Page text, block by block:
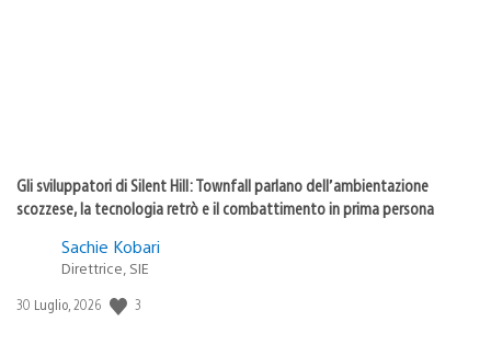
Gli sviluppatori di Silent Hill: Townfall parlano dell’ambientazione
scozzese, la tecnologia retrò e il combattimento in prima persona
Sachie Kobari
Direttrice, SIE
Data
30 Luglio, 2026 3